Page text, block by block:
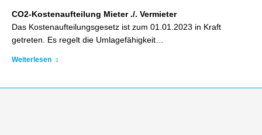
CO2-Kostenaufteilung Mieter ./. Vermieter
Das Kostenaufteilungsgesetz ist zum 01.01.2023 in Kraft
getreten. Es regelt die Umlagefähigkeit…
Weiterlesen